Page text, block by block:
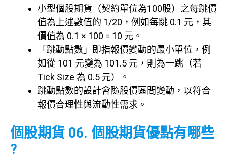
小型個股期貨（契約單位為100股）之每跳價
值為上述數值的 1/20，例如每跳 0.1 元，其
價值為 0.1 × 100 = 10 元。
「跳動點數」即指報價變動的最小單位，例
如從 101 元變為 101.5 元，則為一跳（若
Tick Size 為 0.5 元）。
跳動點數的設計會隨股價區間變動，以符合
報價合理性與流動性需求。
個股期貨 06. 個股期貨優點有哪些
?